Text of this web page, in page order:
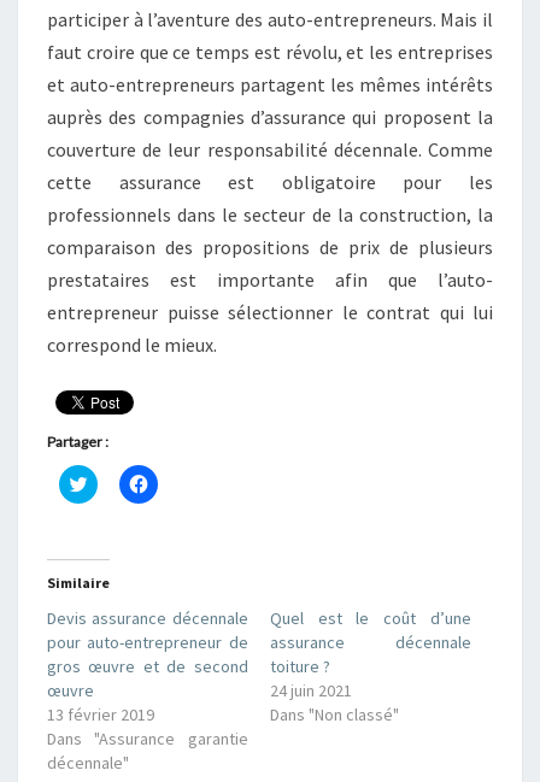
participer à l’aventure des auto-entrepreneurs. Mais il
faut croire que ce temps est révolu, et les entreprises
et auto-entrepreneurs partagent les mêmes intérêts
auprès des compagnies d’assurance qui proposent la
couverture de leur responsabilité décennale. Comme
cette assurance est obligatoire pour les
professionnels dans le secteur de la construction, la
comparaison des propositions de prix de plusieurs
prestataires est importante afin que l’auto-
entrepreneur puisse sélectionner le contrat qui lui
correspond le mieux.
Partager :
C
l
e
z
p
u
r
p
a
r
t
a
g
r
C
l
u
r
p
a
a
g
e
Similaire
Devis assurance décennale
pour auto-entrepreneur de
gros œuvre et de second
œuvre
13 février 2019
Dans "Assurance garantie
décennale"
Quel est le coût d’une
assurance décennale
toiture ?
24 juin 2021
Dans "Non classé"